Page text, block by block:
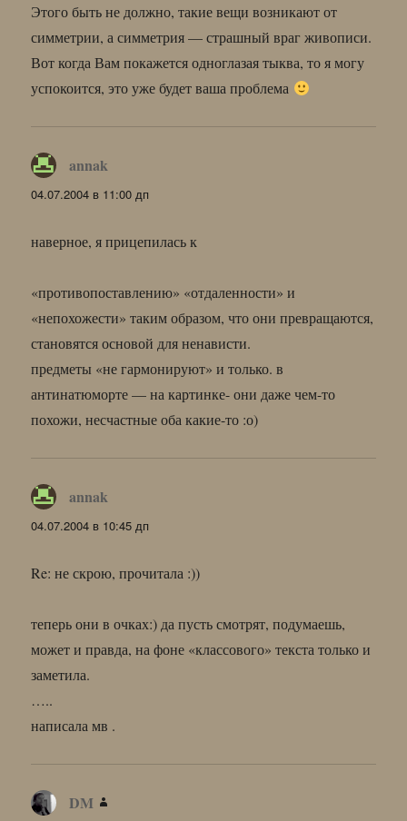
Этого быть не должно, такие вещи возникают от
симметрии, а симметрия — страшный враг живописи.
Вот когда Вам покажется одноглазая тыква, то я могу
успокоится, это уже будет ваша проблема
annak
04.07.2004 в 11:00 дп
наверное, я прицепилась к
«противопоставлению» «отдаленности» и
«непохожести» таким образом, что они превращаются,
становятся основой для ненависти.
предметы «не гармонируют» и только. в
антинатюморте — на картинке- они даже чем-то
похожи, несчастные оба какие-то :о)
annak
04.07.2004 в 10:45 дп
Re: не скрою, прочитала :))
теперь они в очках:) да пусть смотрят, подумаешь,
может и правда, на фоне «классового» текста только и
заметила.
…..
написала мв .
DM